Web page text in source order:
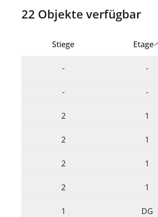
22 verfügbare Einheiten gefunden.
22 Objekte verfügbar
Stiege Etage
- -
- -
2 1
2 1
2 1
2 1
1 DG